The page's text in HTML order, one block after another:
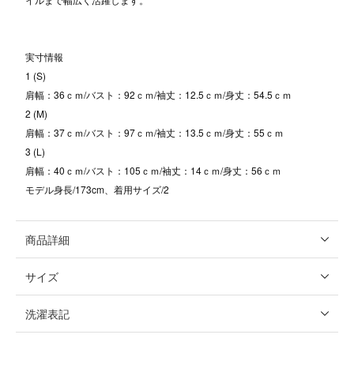
実寸情報
1 (S)
肩幅：36ｃｍ/バスト：92ｃｍ/袖丈：12.5ｃｍ/身丈：54.5ｃｍ
2 (M)
肩幅：37ｃｍ/バスト：97ｃｍ/袖丈：13.5ｃｍ/身丈：55ｃｍ
3 (L)
肩幅：40ｃｍ/バスト：105ｃｍ/袖丈：14ｃｍ/身丈：56ｃｍ
モデル身長/173cm、着用サイズ/2
商品詳細
サイズ
洗濯表記